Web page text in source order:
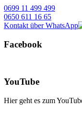
0699 11 499 499
0650 611 16 65
Kontakt über WhatsApp
Facebook
YouTube
Hier geht es zum